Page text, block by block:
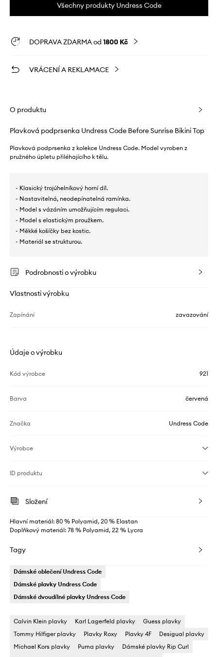
Všechny produkty Undress Code
DOPRAVA ZDARMA od 1800 Kč
VRÁCENÍ A REKLAMACE
O produktu
Plavková podprsenka Undress Code Before Sunrise Bikini Top
Plavková podprsenka z kolekce Undress Code. Model vyroben z
pružného úpletu přiléhajícího k tělu.
- Klasický trojúhelníkový horní díl.
- Nastavitelná, neodepínatelná ramínka.
- Model s vázáním umožňujícím regulaci.
- Model s elastickým proužkem.
- Měkké košíčky bez kostic.
- Materiál se strukturou.
Podrobnosti o výrobku
Vlastnosti výrobku
Zapínání zavazování
Údaje o výrobku
Kód výrobce 921
Barva červená
Značka Undress Code
Výrobce
ID produktu
Složení
Hlavní materiál: 80 % Polyamid, 20 % Elastan
Doplňkový materiál: 78 % Polyamid, 22 % Lycra
Tagy
Dámské oblečení Undress Code
Dámské plavky Undress Code
Dámské dvoudílné plavky Undress Code
Calvin Klein plavky Karl Lagerfeld plavky
Guess plavky
Tommy Hilfiger plavky
Plavky Roxy Plavky 4F
Desigual plavky
Michael Kors plavky
Puma plavky
Dámské plavky Rip Curl